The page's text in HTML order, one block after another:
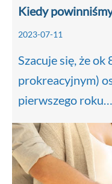
Kiedy
2023-07-11
Szacuje się, że
prokreacyjnym)
pierwszego roku…